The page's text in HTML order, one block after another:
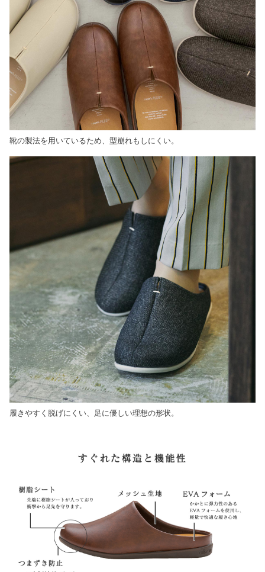
靴の製法を用いているため、型崩れもしにくい。
履きやすく脱げにくい、足に優しい理想の形状。